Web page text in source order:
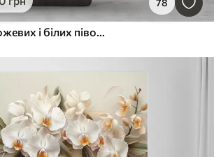
78
Букет красивих рожевих і білих півоній у скляній вазі, розташованих на дерев'яній поверхні